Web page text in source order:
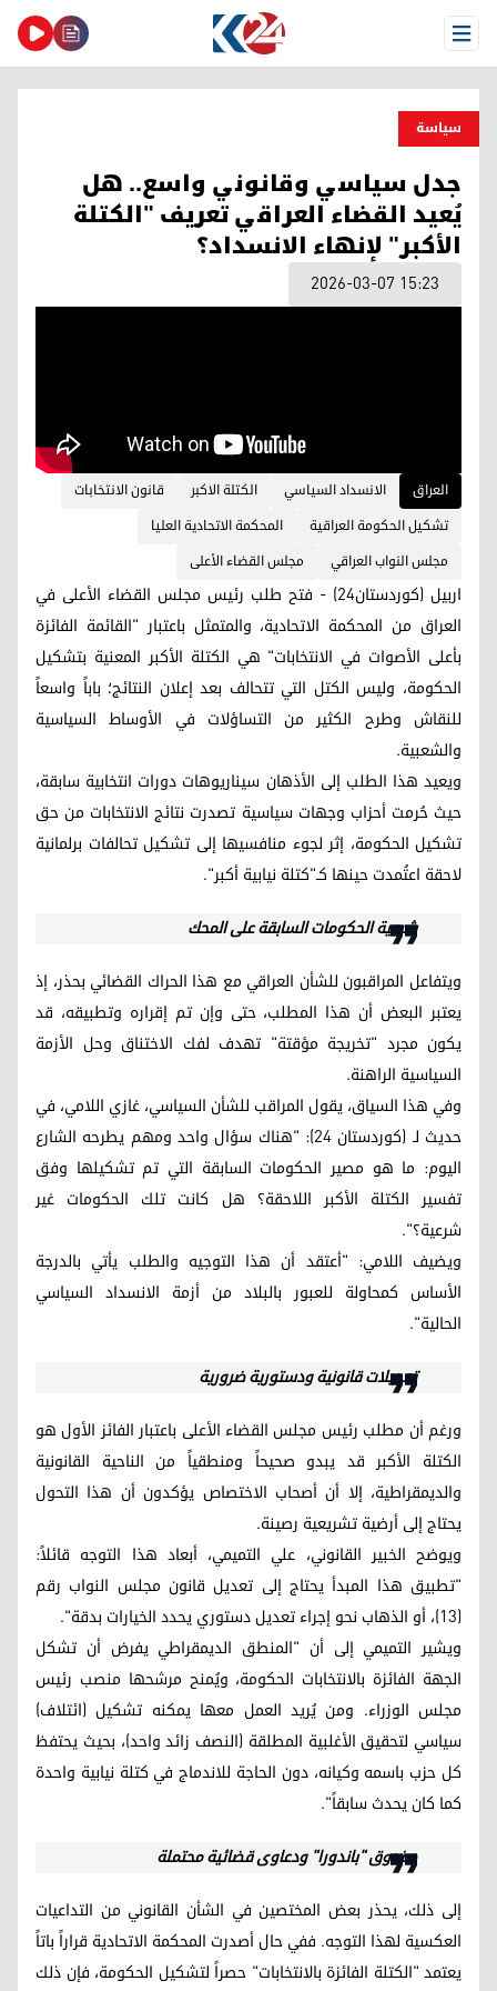
Open Menu
سیاسة
جدل سياسي وقانوني واسع.. هل
يُعيد القضاء العراقي تعريف "الكتلة
الأكبر" لإنهاء الانسداد؟
2026-03-07 15:23
العراق الانسداد السياسي الكتلة الاكبر
قانون الانتخابات
تشكيل الحكومة العراقية
المحكمة الاتحادية العليا
مجلس النواب العراقي
مجلس القضاء الأعلى
اربيل (كوردستان24) - فتح طلب رئيس مجلس القضاء الأعلى في
العراق من المحكمة الاتحادية، والمتمثل باعتبار "القائمة الفائزة
بأعلى الأصوات في الانتخابات" هي الكتلة الأكبر المعنية بتشكيل
الحكومة، وليس الكتل التي تتحالف بعد إعلان النتائج؛ باباً واسعاً
للنقاش وطرح الكثير من التساؤلات في الأوساط السياسية
والشعبية.
ويعيد هذا الطلب إلى الأذهان سيناريوهات دورات انتخابية سابقة،
حيث حُرمت أحزاب وجهات سياسية تصدرت نتائج الانتخابات من حق
تشكيل الحكومة، إثر لجوء منافسيها إلى تشكيل تحالفات برلمانية
لاحقة اعتُمدت حينها كـ"كتلة نيابية أكبر".
شرعية الحكومات السابقة على المحك
ويتفاعل المراقبون للشأن العراقي مع هذا الحراك القضائي بحذر، إذ
يعتبر البعض أن هذا المطلب، حتى وإن تم إقراره وتطبيقه، قد
يكون مجرد "تخريجة مؤقتة" تهدف لفك الاختناق وحل الأزمة
السياسية الراهنة.
وفي هذا السياق، يقول المراقب للشأن السياسي، غازي اللامي، في
حديث لـ (كوردستان 24): "هناك سؤال واحد ومهم يطرحه الشارع
اليوم: ما هو مصير الحكومات السابقة التي تم تشكيلها وفق
تفسير الكتلة الأكبر اللاحقة؟ هل كانت تلك الحكومات غير
شرعية؟".
ويضيف اللامي: "أعتقد أن هذا التوجيه والطلب يأتي بالدرجة
الأساس كمحاولة للعبور بالبلاد من أزمة الانسداد السياسي
الحالية".
تعديلات قانونية ودستورية ضرورية
ورغم أن مطلب رئيس مجلس القضاء الأعلى باعتبار الفائز الأول هو
الكتلة الأكبر قد يبدو صحيحاً ومنطقياً من الناحية القانونية
والديمقراطية، إلا أن أصحاب الاختصاص يؤكدون أن هذا التحول
يحتاج إلى أرضية تشريعية رصينة.
ويوضح الخبير القانوني، علي التميمي، أبعاد هذا التوجه قائلاً:
"تطبيق هذا المبدأ يحتاج إلى تعديل قانون مجلس النواب رقم
(13)، أو الذهاب نحو إجراء تعديل دستوري يحدد الخيارات بدقة".
ويشير التميمي إلى أن "المنطق الديمقراطي يفرض أن تشكل
الجهة الفائزة بالانتخابات الحكومة، ويُمنح مرشحها منصب رئيس
مجلس الوزراء. ومن يُريد العمل معها يمكنه تشكيل (ائتلاف)
سياسي لتحقيق الأغلبية المطلقة (النصف زائد واحد)، بحيث يحتفظ
كل حزب باسمه وكيانه، دون الحاجة للاندماج في كتلة نيابية واحدة
كما كان يحدث سابقاً".
صندوق "باندورا" ودعاوى قضائية محتملة
إلى ذلك، يحذر بعض المختصين في الشأن القانوني من التداعيات
العكسية لهذا التوجه. ففي حال أصدرت المحكمة الاتحادية قراراً باتاً
يعتمد "الكتلة الفائزة بالانتخابات" حصراً لتشكيل الحكومة، فإن ذلك